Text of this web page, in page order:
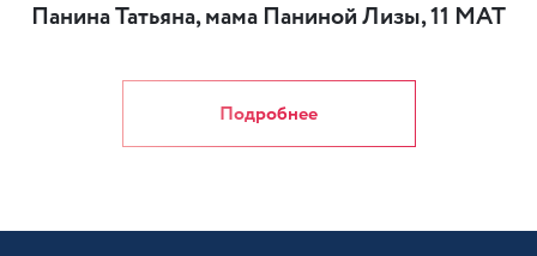
необходимости.
руководству Гимназии и всему Коллективу
Панина Татьяна, мама Паниной Лизы, 11 МАТ
Подробнее